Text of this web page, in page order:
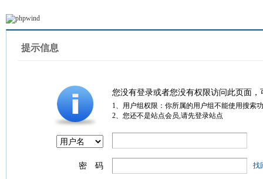
提示信息
您没有登录或者您没有权限访问此页面
1、用户组权限：你所属的用户组不能使用搜索
2、您还不是站点会员,请先登录站点
密 码 找